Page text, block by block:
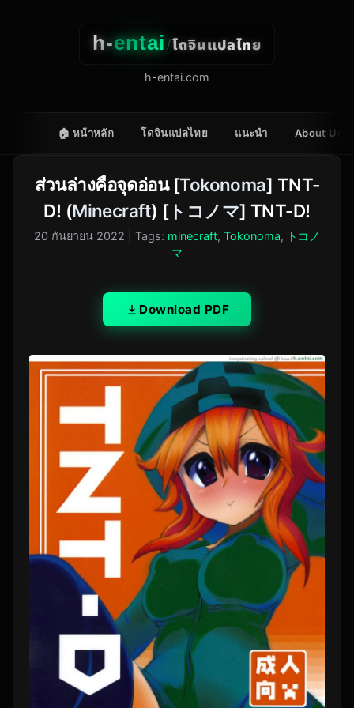
h-entai/โดจินแปลไทย
h-entai.com
🏠 หน้าหลัก โดจินแปลไทย แนะนำ About Us
ส่วนล่างคือจุดอ่อน [Tokonoma] TNT-
D! (Minecraft) [トコノマ] TNT-D!
20 กันยายน 2022 | Tags: minecraft, Tokonoma, トコノ
マ
Download PDF